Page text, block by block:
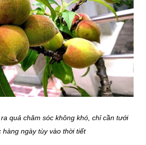
quả chăm sóc không khó, chỉ cần tưới
hàng ngày tùy vào thời tiết